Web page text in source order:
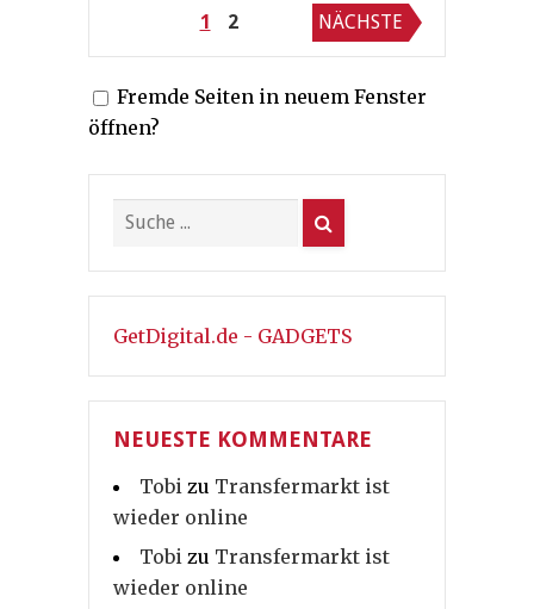
Seitennummerierung
der
Beiträge
1 2 NÄCHSTE
Fremde Seiten in neuem Fenster
öffnen?
GetDigital.de - GADGETS
NEUESTE KOMMENTARE
Tobi zu Transfermarkt ist
wieder online
Tobi zu Transfermarkt ist
wieder online